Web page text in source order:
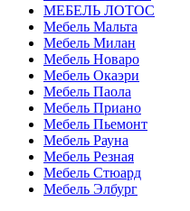
МЕБЕЛЬ ЛОТОС
Мебель Мальта
Мебель Милан
Мебель Новаро
Мебель Окаэри
Мебель Паола
Мебель Приано
Мебель Пьемонт
Мебель Рауна
Мебель Резная
Мебель Стюард
Мебель Элбург